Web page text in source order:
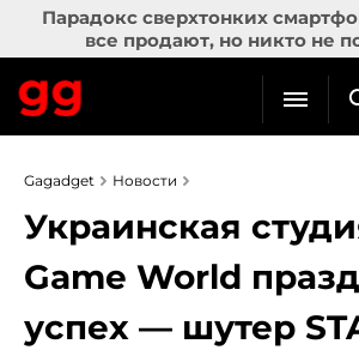
Парадокс сверхтонких
все продают, но никто не
Gagadget Новости
Украинская
Game World
успех — шутер